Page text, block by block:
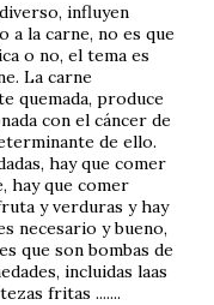
influyen
a la carne, no es que
o no, el tema es
La carne
quemada, produce
con el cáncer de
de ello.
hay que comer
hay que comer
y verduras y hay
necesario y bueno,
que son bombas de
incluidas laas
fritas .......